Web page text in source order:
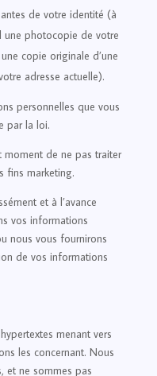
de votre identité (à
une photocopie de votre
copie originale d’une
adresse actuelle).
personnelles que vous
par la loi.
moment de ne pas traiter
fins marketing.
et à l’avance
vos informations
nous vous fournirons
de vos informations
menant vers
les concernant. Nous
et ne sommes pas